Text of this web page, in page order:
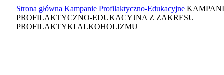
Strona główna Kampanie Profilaktyczno-Edukacyjne
PROFILAKTYCZNO-EDUKACYJNA Z ZAKRESU
PROFILAKTYKI ALKOHOLIZMU